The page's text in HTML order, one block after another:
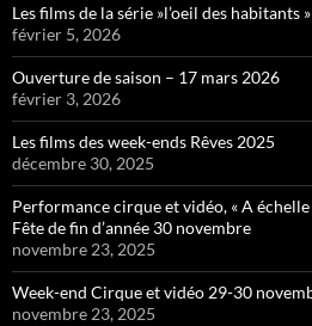
Les films de la série »l’oeil des habitants »
février 5, 2026
Ouverture de saison – 17 mars 2026
février 3, 2026
Les films des week-ends Rêves 2025
décembre 30, 2025
Performance cirque et vidéo, « A
Fête de fin d’année 30 novembre
novembre 23, 2025
Week-end Cirque et vidéo 29-30
novembre 23, 2025